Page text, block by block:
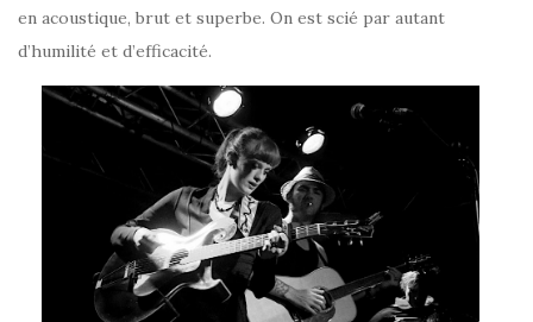
en acoustique, brut et superbe. On est scié par autant
d’humilité et d’efficacité.